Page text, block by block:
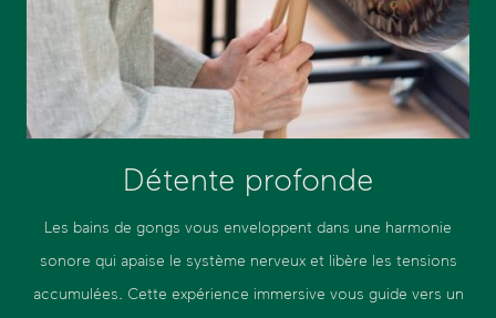
Détente profonde
Les bains de gongs vous enveloppent dans une harmonie
sonore qui apaise le système nerveux et libère les tensions
accumulées. Cette expérience immersive vous guide vers un